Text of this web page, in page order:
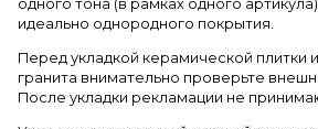
одного тона (в рамках одного
идеально однородного покрытия.
Перед укладкой керамической плитки
гранита внимательно проверьте
После укладки рекламации не